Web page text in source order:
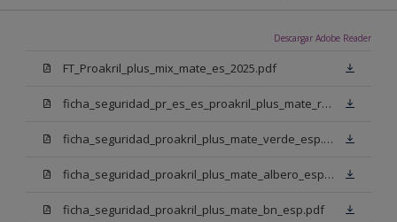
Descargar Adobe Reader
FT_Proakril_plus_mix_mate_es_2025.pdf
ficha_seguridad_pr_es_es_proakril_plus_mate_rojo_ingles.pdf
ficha_seguridad_proakril_plus_mate_verde_esp.pdf
ficha_seguridad_proakril_plus_mate_albero_esp.pdf
ficha_seguridad_proakril_plus_mate_bn_esp.pdf